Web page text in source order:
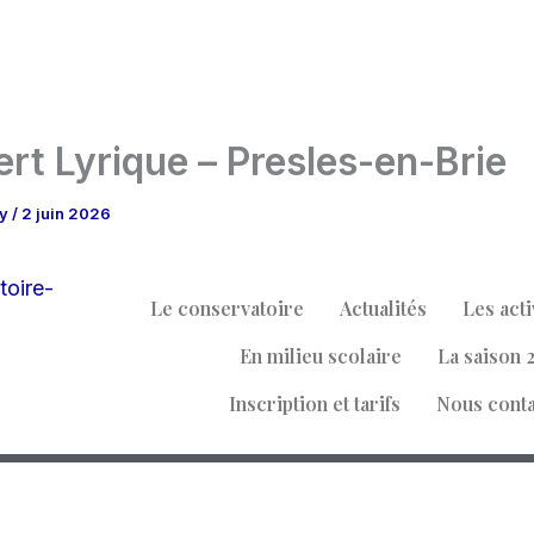
Lyrique – Presles-en-Brie
/ 2 juin 2026
Le conservatoire Actualités
Les
En milieu scolaire
La saison
Inscription et tarifs
Nous